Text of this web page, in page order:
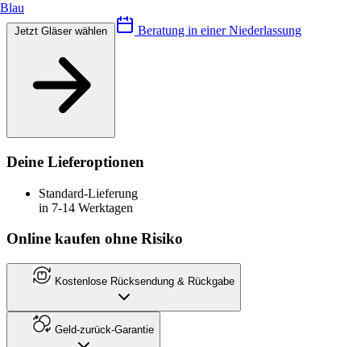
Blau
Beratung in einer Niederlassung
Deine Lieferoptionen
Standard-Lieferung
in 7-14 Werktagen
Online kaufen ohne Risiko
Kostenlose Rücksendung & Rückgabe
Geld-zurück-Garantie